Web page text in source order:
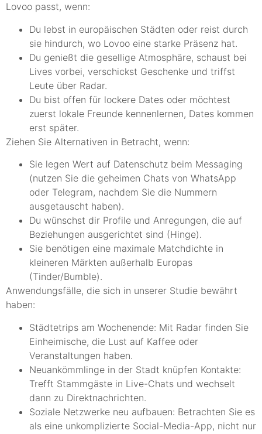
Lovoo passt, wenn:
Du lebst in europäischen Städten oder reist durch
sie hindurch, wo Lovoo eine starke Präsenz hat.
Du genießt die gesellige Atmosphäre, schaust bei
Lives vorbei, verschickst Geschenke und triffst
Leute über Radar.
Du bist offen für lockere Dates oder möchtest
zuerst lokale Freunde kennenlernen, Dates kommen
erst später.
Ziehen Sie Alternativen in Betracht, wenn:
Sie legen Wert auf Datenschutz beim Messaging
(nutzen Sie die geheimen Chats von WhatsApp
oder Telegram, nachdem Sie die Nummern
ausgetauscht haben).
Du wünschst dir Profile und Anregungen, die auf
Beziehungen ausgerichtet sind (Hinge).
Sie benötigen eine maximale Matchdichte in
kleineren Märkten außerhalb Europas
(Tinder/Bumble).
Anwendungsfälle, die sich in unserer Studie bewährt
haben:
Städtetrips am Wochenende: Mit Radar finden Sie
Einheimische, die Lust auf Kaffee oder
Veranstaltungen haben.
Neuankömmlinge in der Stadt knüpfen Kontakte:
Trefft Stammgäste in Live-Chats und wechselt
dann zu Direktnachrichten.
Soziale Netzwerke neu aufbauen: Betrachten Sie es
als eine unkomplizierte Social-Media-App, nicht nur